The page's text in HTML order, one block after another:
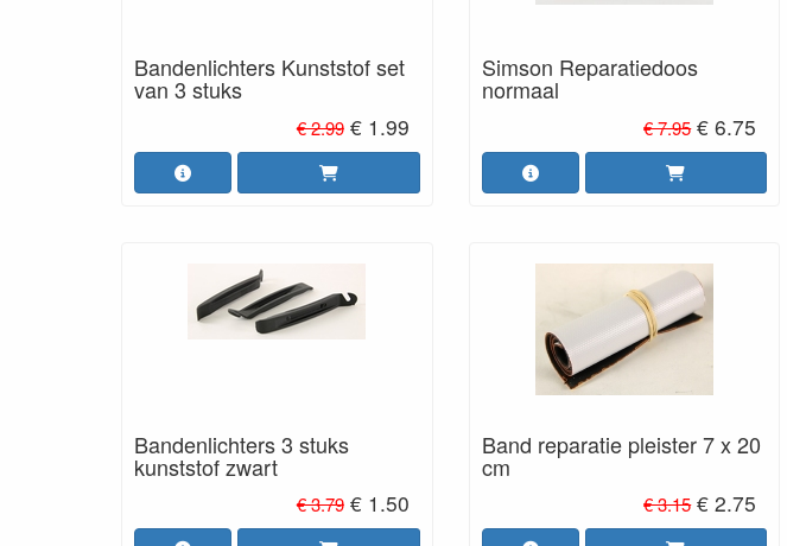
Bandenlichters Kunststof set
van 3 stuks
€ 2.99 € 1.99
Simson Reparatiedoos
normaal
€ 7.95 € 6.75
Bandenlichters 3 stuks
kunststof zwart
€ 3.79 € 1.50
Band reparatie pleister 7 x 20
cm
€ 3.15 € 2.75